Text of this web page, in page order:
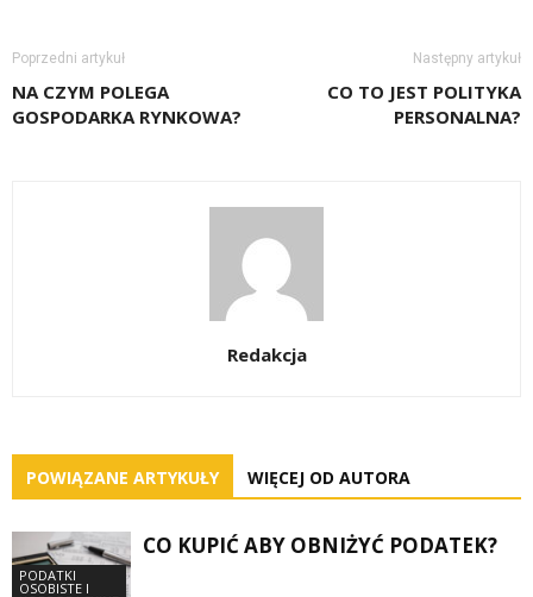
Poprzedni artykuł
NA CZYM POLEGA
GOSPODARKA RYNKOWA?
Następny artykuł
CO TO JEST POLITYKA
PERSONALNA?
Redakcja
POWIĄZANE ARTYKUŁY WIĘCEJ OD AUTORA
PODATKI
OSOBISTE I
CO KUPIĆ ABY OBNIŻYĆ PODATEK?